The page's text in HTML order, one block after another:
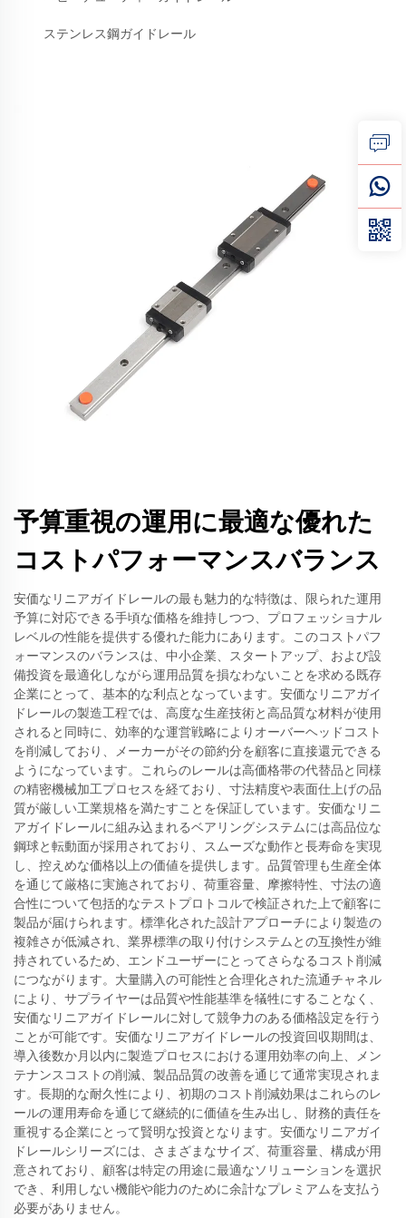
ステンレス鋼ガイドレール
予算重視の運用に最適な優れた
コストパフォーマンスバランス
安価なリニアガイドレールの最も魅力的な特徴は、限られた運用
予算に対応できる手頃な価格を維持しつつ、プロフェッショナル
レベルの性能を提供する優れた能力にあります。このコストパフ
ォーマンスのバランスは、中小企業、スタートアップ、および設
備投資を最適化しながら運用品質を損なわないことを求める既存
企業にとって、基本的な利点となっています。安価なリニアガイ
ドレールの製造工程では、高度な生産技術と高品質な材料が使用
されると同時に、効率的な運営戦略によりオーバーヘッドコスト
を削減しており、メーカーがその節約分を顧客に直接還元できる
ようになっています。これらのレールは高価格帯の代替品と同様
の精密機械加工プロセスを経ており、寸法精度や表面仕上げの品
質が厳しい工業規格を満たすことを保証しています。安価なリニ
アガイドレールに組み込まれるベアリングシステムには高品位な
鋼球と転動面が採用されており、スムーズな動作と長寿命を実現
し、控えめな価格以上の価値を提供します。品質管理も生産全体
を通じて厳格に実施されており、荷重容量、摩擦特性、寸法の適
合性について包括的なテストプロトコルで検証された上で顧客に
製品が届けられます。標準化された設計アプローチにより製造の
複雑さが低減され、業界標準の取り付けシステムとの互換性が維
持されているため、エンドユーザーにとってさらなるコスト削減
につながります。大量購入の可能性と合理化された流通チャネル
により、サプライヤーは品質や性能基準を犠牲にすることなく、
安価なリニアガイドレールに対して競争力のある価格設定を行う
ことが可能です。安価なリニアガイドレールの投資回収期間は、
導入後数か月以内に製造プロセスにおける運用効率の向上、メン
テナンスコストの削減、製品品質の改善を通じて通常実現されま
す。長期的な耐久性により、初期のコスト削減効果はこれらのレ
ールの運用寿命を通じて継続的に価値を生み出し、財務的責任を
重視する企業にとって賢明な投資となります。安価なリニアガイ
ドレールシリーズには、さまざまなサイズ、荷重容量、構成が用
意されており、顧客は特定の用途に最適なソリューションを選択
でき、利用しない機能や能力のために余計なプレミアムを支払う
必要がありません。